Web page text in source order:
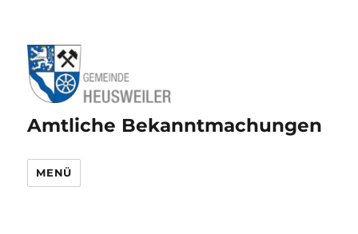
Amtliche Bekanntmachungen
MENÜ